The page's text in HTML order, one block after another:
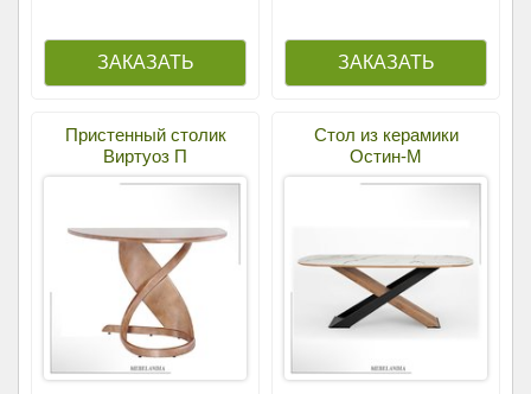
Пристенный столик
Виртуоз П
Стол из керамики
Остин-М